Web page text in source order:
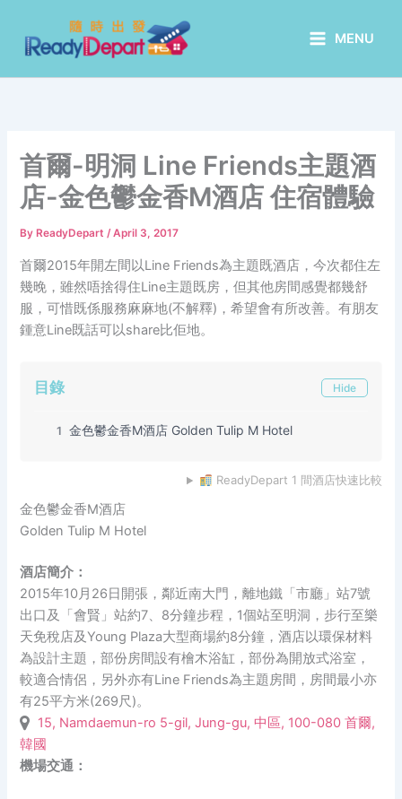
content
MENU
首爾-明洞 Line Friends主題酒
店-金色鬱金香M酒店 住宿體驗
By ReadyDepart/April 3, 2017
首爾2015年開左間以Line Friends為主題既酒店，今次都住左
幾晚，雖然唔捨得住Line主題既房，但其他房間感覺都幾舒
服，可惜既係服務麻麻地(不解釋)，希望會有所改善。有朋友
鍾意Line既話可以share比佢地。
目錄 Hide
1 金色鬱金香M酒店 Golden Tulip M Hotel
ReadyDepart 1 間酒店快速比較
金色鬱金香M酒店
Golden Tulip M Hotel
酒店簡介：
2015年10月26日開張，鄰近南大門，離地鐵「市廳」站7號
出口及「會賢」站約7、8分鐘步程，1個站至明洞，步行至樂
天免稅店及Young Plaza大型商場約8分鐘，酒店以環保材料
為設計主題，部份房間設有檜木浴缸，部份為開放式浴室，
較適合情侶，另外亦有Line Friends為主題房間，房間最小亦
有25平方米(269尺)。
15, Namdaemun-ro 5-gil, Jung-gu, 中區, 100-080 首爾,
韓國
機場交通：